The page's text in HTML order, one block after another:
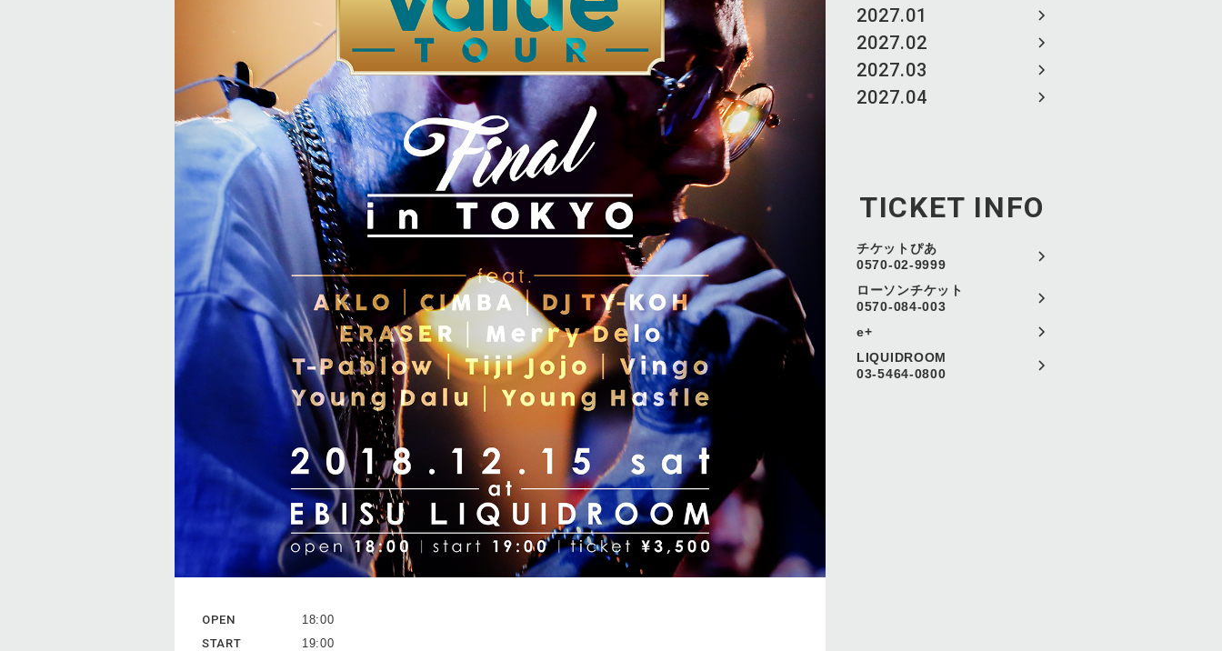
2027.01
2027.02
2027.03
2027.04
TICKET INFO
チケットぴあ
0570-02-9999
ローソンチケット
0570-084-003
e+
LIQUIDROOM
03-5464-0800
OPEN
18:00
START
19:00